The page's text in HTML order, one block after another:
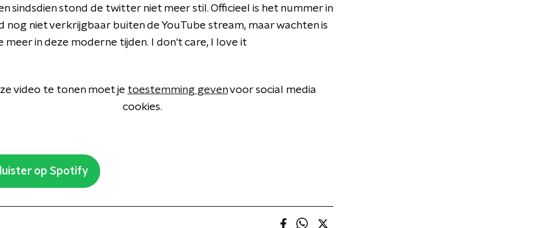
sindsdien stond de twitter niet meer stil. Officieel is het nummer in
nog niet verkrijgbaar buiten de YouTube stream, maar wachten is
meer in deze moderne tijden. I don't care, I love it
video te tonen moet je toestemming gevenvoor social media
cookies.
op Spotify